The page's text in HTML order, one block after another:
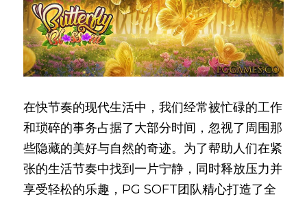
社群媒体
X（Twitter）
500送500
在快节奏的现代生活中，我们经常被忙碌的工作
和琐碎的事务占据了大部分时间，忽视了周围那
些隐藏的美好与自然的奇迹。为了帮助人们在紧
张的生活节奏中找到一片宁静，同时释放压力并
享受轻松的乐趣，PG SOFT团队精心打造了全